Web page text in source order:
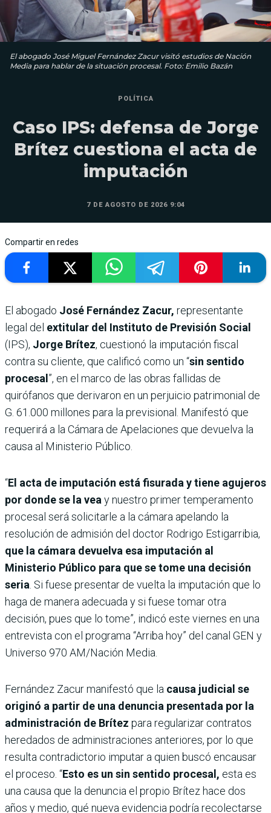
El abogado José Miguel Fernández Zacur visitó estudios de Nación
Media para hablar de la situación procesal. Foto: Emilio Bazán
POLÍTICA
Caso IPS: defensa de Jorge
Brítez cuestiona el acta de
imputación
7 DE AGOSTO DE 2026 9:04
Compartir en redes
El abogado José Fernández Zacur, representante
legal del extitular del Instituto de Previsión Social
(IPS), Jorge Brítez, cuestionó la imputación fiscal
contra su cliente, que calificó como un “sin sentido
procesal ”, en el marco de las obras fallidas de
quirófanos que derivaron en un perjuicio patrimonial de
G. 61.000 millones para la previsional. Manifestó que
requerirá a la Cámara de Apelaciones que devuelva la
causa al Ministerio Público.
“El acta de imputación está fisurada y tiene agujeros
por donde se la vea y nuestro primer temperamento
procesal será solicitarle a la cámara apelando la
resolución de admisión del doctor Rodrigo Estigarribia,
que la cámara devuelva esa imputación al
Ministerio Público para que se tome una decisión
seria . Si fuese presentar de vuelta la imputación que lo
haga de manera adecuada y si fuese tomar otra
decisión, pues que lo tome”, indicó este viernes en una
entrevista con el programa “Arriba hoy” del canal GEN y
Universo 970 AM/Nación Media.
Fernández Zacur manifestó que la causa judicial se
originó a partir de una denuncia presentada por la
administración de Brítez para regularizar contratos
heredados de administraciones anteriores, por lo que
resulta contradictorio imputar a quien buscó encausar
el proceso. “Esto es un sin sentido procesal, esta es
una causa que la denuncia el propio Brítez hace dos
años y medio, qué nueva evidencia podría recolectarse